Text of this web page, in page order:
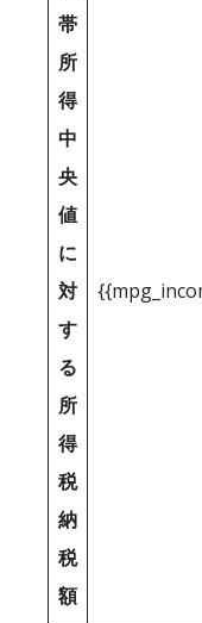
帯
所
得
中
央
値
に
対
す
る
所
得
税
納
税
額